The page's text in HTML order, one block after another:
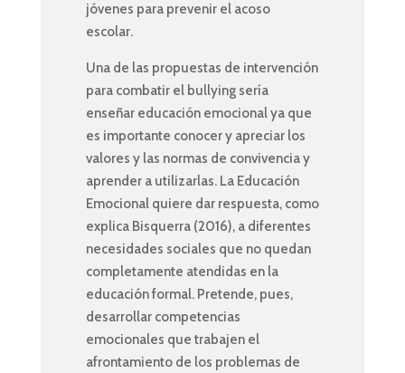
jóvenes para prevenir el acoso
escolar.
Una de las propuestas de intervención
para combatir el bullying sería
enseñar educación emocional ya que
es importante conocer y apreciar los
valores y las normas de convivencia y
aprender a utilizarlas. La Educación
Emocional quiere dar respuesta, como
explica Bisquerra (2016), a diferentes
necesidades sociales que no quedan
completamente atendidas en la
educación formal. Pretende, pues,
desarrollar competencias
emocionales que trabajen el
afrontamiento de los problemas de